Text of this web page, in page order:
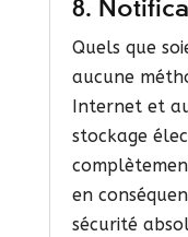
8.
Quels que
aucune
Internet et
stockage
en
sécurité